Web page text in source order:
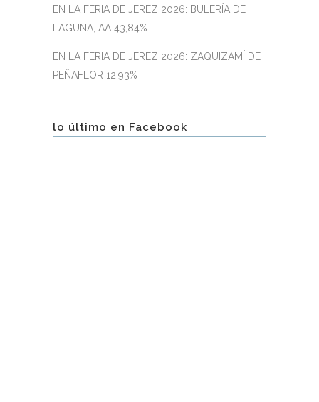
EN LA FERIA DE JEREZ 2026: BULERÍA DE
LAGUNA, AA 43,84%
EN LA FERIA DE JEREZ 2026: ZAQUIZAMÍ DE
PEÑAFLOR 12,93%
lo último en Facebook